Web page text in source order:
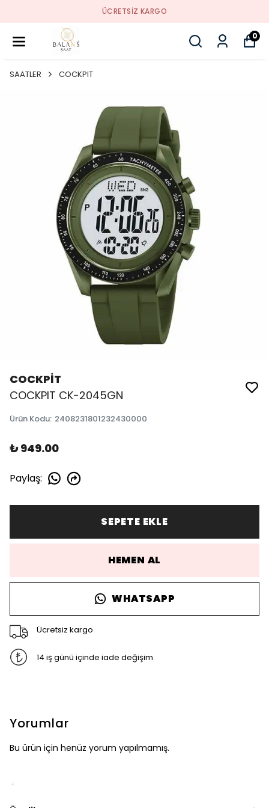
ÜCRETSIZ KARGO
0
SAATLER COCKPIT
COCKPİT
COCKPIT CK-2045GN
Ürün Kodu: 2408231801232430000
₺ 949.00
Paylaş:
SEPETE EKLE
HEMEN AL
WHATSAPP
Ücretsiz kargo
14 iş günü içinde iade değişim
Yorumlar
Bu ürün için henüz yorum yapılmamış.